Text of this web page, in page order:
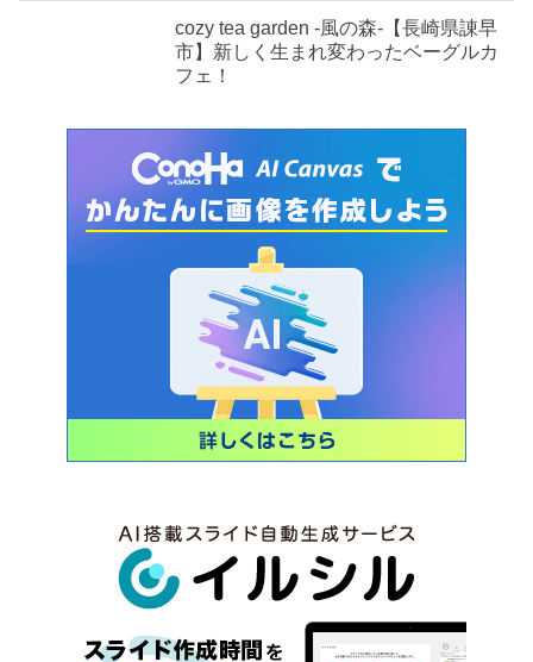
cozy tea garden -風の森-【長崎県諌早
市】新しく生まれ変わったベーグルカ
フェ！